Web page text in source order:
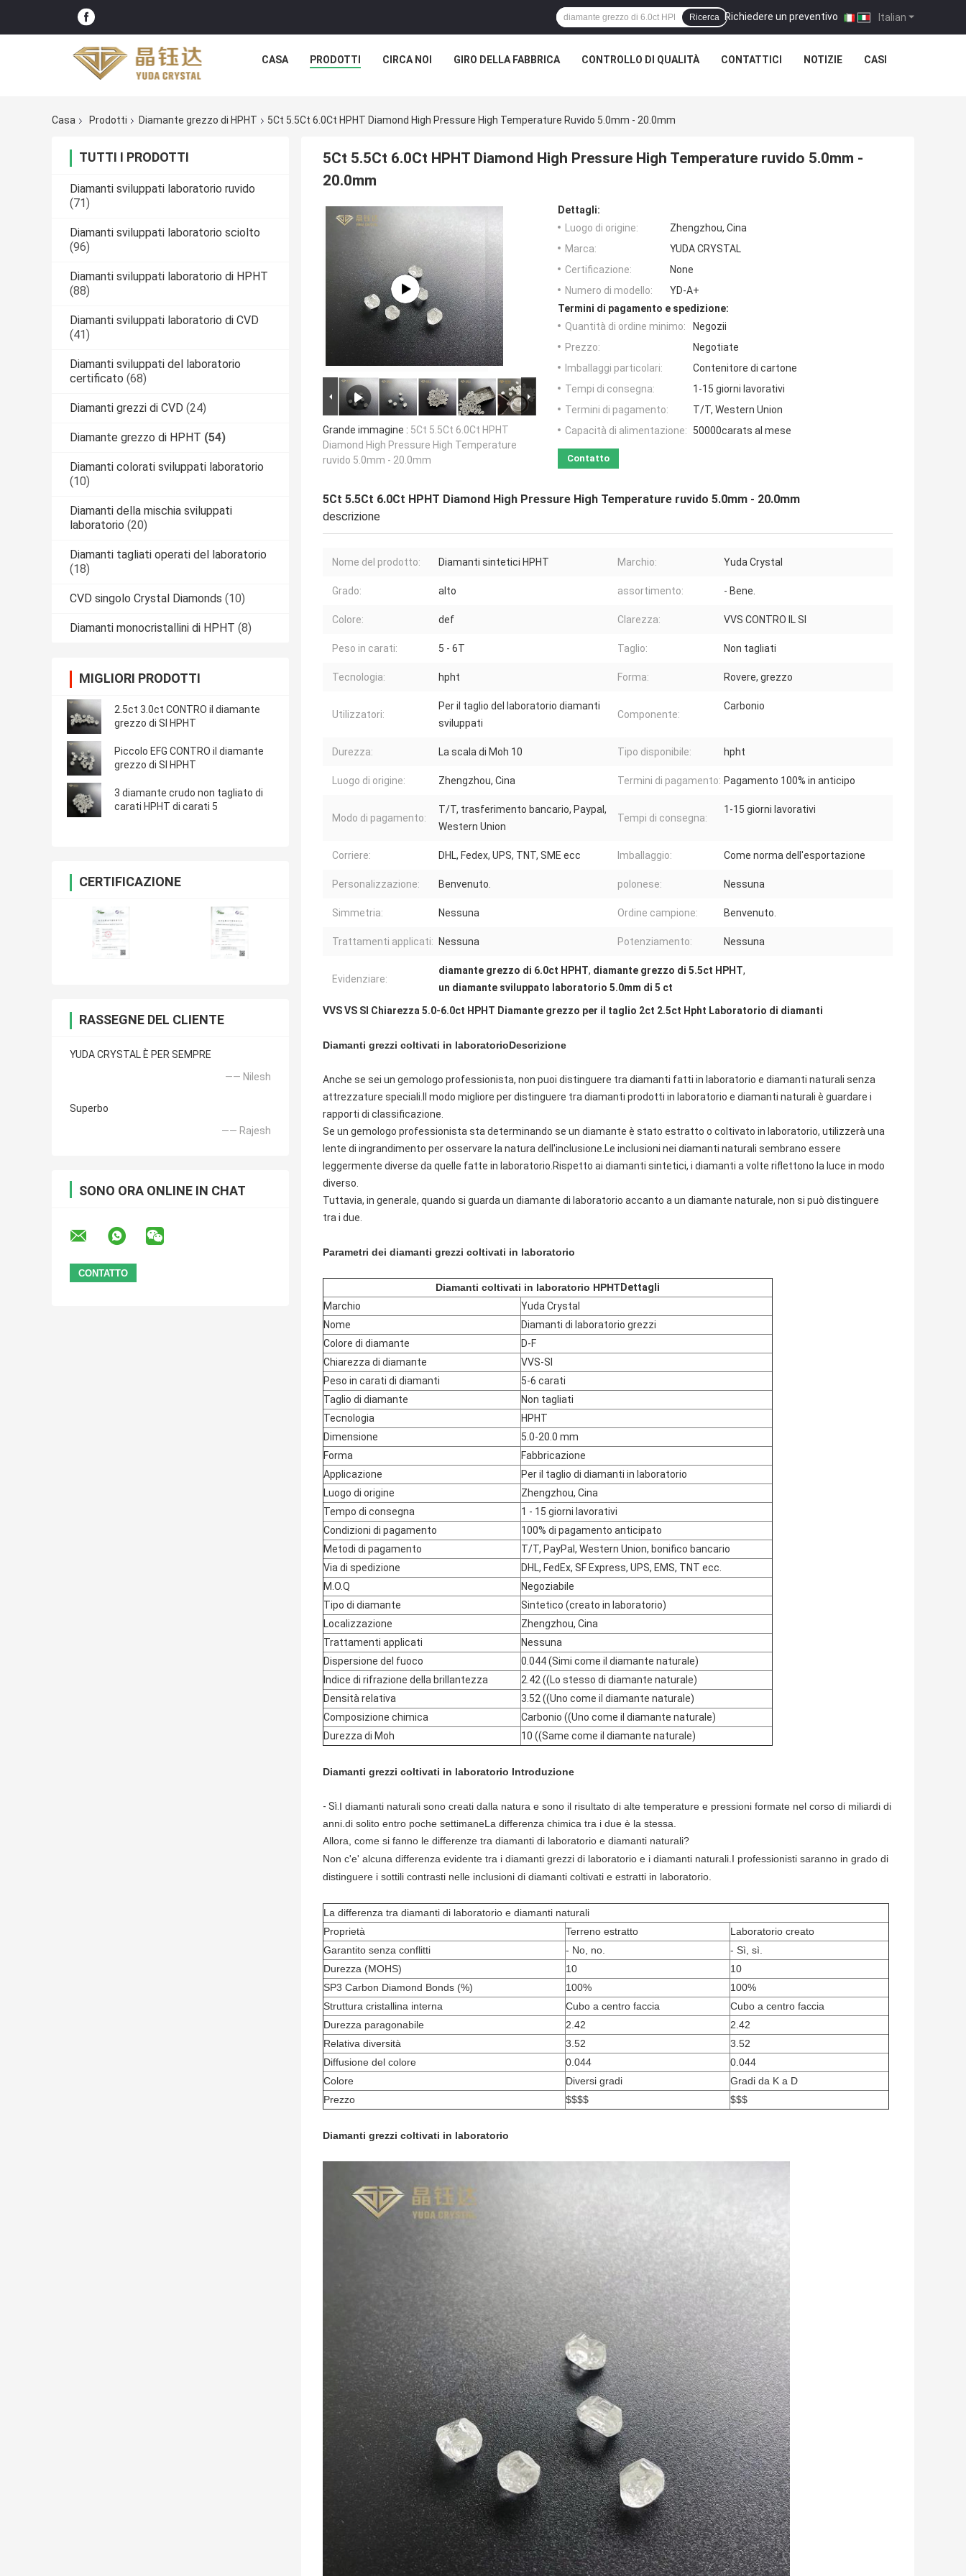
Italian
Richiedere un preventivo |
Ricerca
CASA PRODOTTI CIRCA NOI GIRO DELLA FABBRICA CONTROLLO DI QUALITÀ CONTATTICI NOTIZIE CASI
Casa Prodotti Diamante grezzo di HPHT 5Ct 5.5Ct 6.0Ct HPHT Diamond High Pressure High Temperature Ruvido 5.0mm - 20.0mm
TUTTI I PRODOTTI
Diamanti sviluppati laboratorio ruvido
(71)
Diamanti sviluppati laboratorio sciolto
(96)
Diamanti sviluppati laboratorio di HPHT
(88)
Diamanti sviluppati laboratorio di CVD
(41)
Diamanti sviluppati del laboratorio
certificato (68)
Diamanti grezzi di CVD (24)
Diamante grezzo di HPHT (54)
Diamanti colorati sviluppati laboratorio
(10)
Diamanti della mischia sviluppati
laboratorio (20)
Diamanti tagliati operati del laboratorio
(18)
CVD singolo Crystal Diamonds (10)
Diamanti monocristallini di HPHT (8)
MIGLIORI PRODOTTI
2.5ct 3.0ct CONTRO il diamante
grezzo di SI HPHT
Piccolo EFG CONTRO il diamante
grezzo di SI HPHT
3 diamante crudo non tagliato di
carati HPHT di carati 5
CERTIFICAZIONE
RASSEGNE DEL CLIENTE
YUDA CRYSTAL È PER SEMPRE
—— Nilesh
Superbo
—— Rajesh
SONO ORA ONLINE IN CHAT
5Ct 5.5Ct 6.0Ct HPHT Diamond High Pressure High Temperature ruvido 5.0mm -
20.0mm
Grande immagine : 5Ct 5.5Ct 6.0Ct HPHT
Diamond High Pressure High Temperature
ruvido 5.0mm - 20.0mm
Dettagli:
Luogo di origine:
Zhengzhou, Cina
Marca:
YUDA CRYSTAL
Certificazione:
None
Numero di modello:
YD-A+
Termini di pagamento e spedizione:
Quantità di ordine minimo:
Negozii
Prezzo:
Negotiate
Imballaggi particolari:
Contenitore di cartone
Tempi di consegna:
1-15 giorni lavorativi
Termini di pagamento:
T/T, Western Union
Capacità di alimentazione:
50000carats al mese
Contatto
5Ct 5.5Ct 6.0Ct HPHT Diamond High Pressure High Temperature ruvido 5.0mm - 20.0mm
descrizione
Nome del prodotto: Diamanti sintetici HPHT Marchio: Yuda Crystal
Grado: alto assortimento: - Bene.
Colore: def Clarezza: VVS CONTRO IL SI
Peso in carati: 5 - 6T Taglio: Non tagliati
Tecnologia: hpht Forma: Rovere, grezzo
Utilizzatori:
Per il taglio del laboratorio diamanti
sviluppati
Componente:
Carbonio
Durezza: La scala di Moh 10 Tipo disponibile: hpht
Luogo di origine: Zhengzhou, Cina Termini di pagamento: Pagamento 100% in anticipo
Modo di pagamento:
T/T, trasferimento bancario, Paypal,
Western Union
Tempi di consegna:
1-15 giorni lavorativi
Corriere: DHL, Fedex, UPS, TNT, SME ecc Imballaggio: Come norma dell'esportazione
Personalizzazione: Benvenuto. polonese: Nessuna
Simmetria: Nessuna Ordine campione: Benvenuto.
Trattamenti applicati: Nessuna Potenziamento: Nessuna
Evidenziare:
diamante grezzo di 6.0ct HPHT, diamante grezzo di 5.5ct HPHT,
un diamante sviluppato laboratorio 5.0mm di 5 ct
VVS VS SI Chiarezza 5.0-6.0ct HPHT Diamante grezzo per il taglio 2ct 2.5ct Hpht Laboratorio di diamanti
Diamanti grezzi coltivati in laboratorioDescrizione
Anche se sei un gemologo professionista, non puoi distinguere tra diamanti fatti in laboratorio e diamanti naturali senza
attrezzature speciali.Il modo migliore per distinguere tra diamanti prodotti in laboratorio e diamanti naturali è guardare i
rapporti di classificazione.
Se un gemologo professionista sta determinando se un diamante è stato estratto o coltivato in laboratorio, utilizzerà una
lente di ingrandimento per osservare la natura dell'inclusione.Le inclusioni nei diamanti naturali sembrano essere
leggermente diverse da quelle fatte in laboratorio.Rispetto ai diamanti sintetici, i diamanti a volte riflettono la luce in modo
diverso.
Tuttavia, in generale, quando si guarda un diamante di laboratorio accanto a un diamante naturale, non si può distinguere
tra i due.
Parametri dei diamanti grezzi coltivati in laboratorio
Diamanti coltivati in laboratorio HPHTDettagli
Marchio
Yuda Crystal
Nome
Diamanti di laboratorio grezzi
Colore di diamante
D-F
Chiarezza di diamante
VVS-SI
Peso in carati di diamanti
5-6 carati
Taglio di diamante
Non tagliati
Tecnologia
HPHT
Dimensione
5.0-20.0 mm
Forma
Fabbricazione
Applicazione
Per il taglio di diamanti in laboratorio
Luogo di origine
Zhengzhou, Cina
Tempo di consegna
1 - 15 giorni lavorativi
Condizioni di pagamento
100% di pagamento anticipato
Metodi di pagamento
T/T, PayPal, Western Union, bonifico bancario
Via di spedizione
DHL, FedEx, SF Express, UPS, EMS, TNT ecc.
M.O.Q
Negoziabile
Tipo di diamante
Sintetico (creato in laboratorio)
Localizzazione
Zhengzhou, Cina
Trattamenti applicati
Nessuna
Dispersione del fuoco
0.044 (Simi come il diamante naturale)
Indice di rifrazione della brillantezza
2.42 ((Lo stesso di diamante naturale)
Densità relativa
3.52 ((Uno come il diamante naturale)
Composizione chimica
Carbonio ((Uno come il diamante naturale)
Durezza di Moh
10 ((Same come il diamante naturale)
Diamanti grezzi coltivati in laboratorio Introduzione
- Sì.I diamanti naturali sono creati dalla natura e sono il risultato di alte temperature e pressioni formate nel corso di miliardi di
anni.di solito entro poche settimaneLa differenza chimica tra i due è la stessa.
Allora, come si fanno le differenze tra diamanti di laboratorio e diamanti naturali?
Non c'e' alcuna differenza evidente tra i diamanti grezzi di laboratorio e i diamanti naturali.I professionisti saranno in grado di
distinguere i sottili contrasti nelle inclusioni di diamanti coltivati e estratti in laboratorio.
La differenza tra diamanti di laboratorio e diamanti naturali
Proprietà
Terreno estratto
Laboratorio creato
Garantito senza conflitti
- No, no.
- Sì, sì.
Durezza (MOHS)
10
10
SP3 Carbon Diamond Bonds (%)
100%
100%
Struttura cristallina interna
Cubo a centro faccia
Cubo a centro faccia
Durezza paragonabile
2.42
2.42
Relativa diversità
3.52
3.52
Diffusione del colore
0.044
0.044
Colore
Diversi gradi
Gradi da K a D
Prezzo
$$$$ $$$
Diamanti grezzi coltivati in laboratorio